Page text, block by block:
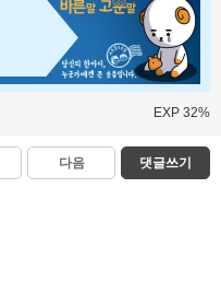
EXP 32%
다음 댓글쓰기